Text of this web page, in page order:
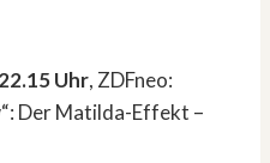
Uhr, ZDFneo:
Der Matilda-Effekt –